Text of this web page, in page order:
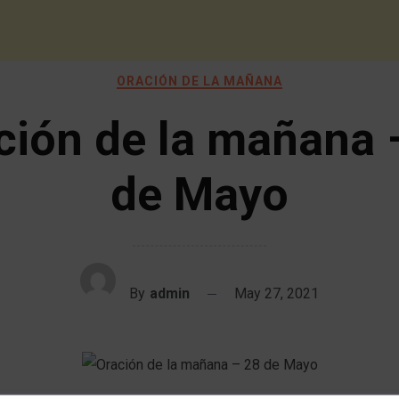
ORACIÓN DE LA MAÑANA
de la mañana
de Mayo
By admin May 27, 2021